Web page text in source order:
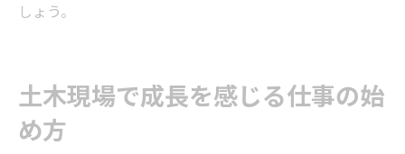
しょう。
土木現場で成長を感じる仕事の始
め方